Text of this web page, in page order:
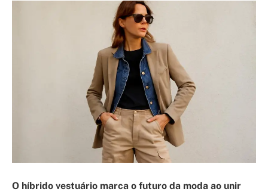
O híbrido vestuário marca o futuro da moda ao unir